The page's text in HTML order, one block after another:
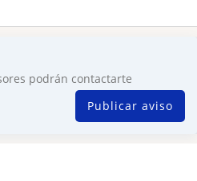
podrán contactarte
Publicar aviso